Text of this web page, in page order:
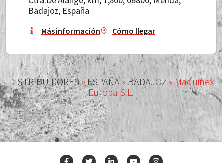
Badajoz, España
Más información Cómo llegar
DISTRIBUIDORES» ESPAÑA»BADAJOZ»Maquinex
Europa S.L.